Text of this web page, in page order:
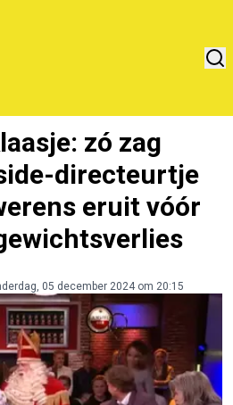
zó zag
directeurtje
eruit vóór
05 december 2024 om 20:15